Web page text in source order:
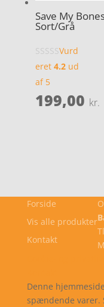
Save My
Sort/Grå
Vurd
eret 4.2ud
af 5
199,00 kr.
Forside
Vis alle produkter
Kontakt
Denne
spændende varer.